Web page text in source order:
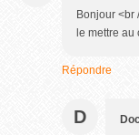
Bonjour <br
le mettre
Répondre
D